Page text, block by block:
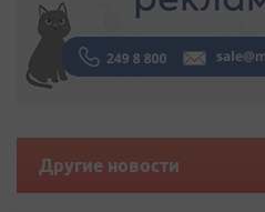
Другие новости